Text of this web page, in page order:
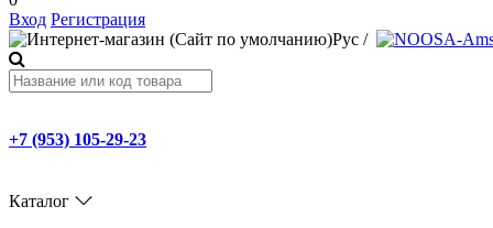
Вход Регистрация
Рус /
+7 (953) 105-29-23
Каталог